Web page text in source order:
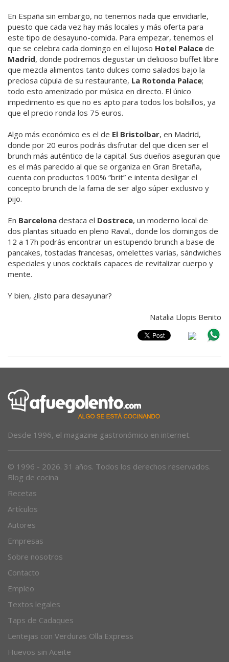
En España sin embargo, no tenemos nada que envidiarle,
puesto que cada vez hay más locales y más oferta para
este tipo de desayuno-comida. Para empezar, tenemos el
que se celebra cada domingo en el lujoso Hotel Palace de
Madrid, donde podremos degustar un delicioso buffet libre
que mezcla alimentos tanto dulces como salados bajo la
preciosa cúpula de su restaurante, La Rotonda Palace;
todo esto amenizado por música en directo. El único
impedimento es que no es apto para todos los bolsillos, ya
que el precio ronda los 75 euros.
Algo más económico es el de El Bristolbar, en Madrid,
donde por 20 euros podrás disfrutar del que dicen ser el
brunch más auténtico de la capital. Sus dueños aseguran que
es el más parecido al que se organiza en Gran Bretaña,
cuenta con productos 100% “brit” e intenta desligar el
concepto brunch de la fama de ser algo súper exclusivo y
pijo.
En Barcelona destaca el Dostrece, un moderno local de
dos plantas situado en pleno Raval., donde los domingos de
12 a 17h podrás encontrar un estupendo brunch a base de
pancakes, tostadas francesas, omelettes varias, sándwiches
especiales y unos cocktails capaces de revitalizar cuerpo y
mente.
Y bien, ¿listo para desayunar?
Natalia Llopis Benito
Desde 1996, el magazine gastronómico en internet.
© 1996 - 2026. 31 años. Todos los derechos reservados.
Blog de cocina
Recetas
Artículos
Autores
Empresas
Sobre nosotros
Contacto
Empleo
Textos legales
Taps de Cadaques
Lentejas con Verduras Olla Express
Huevos sin Aceite